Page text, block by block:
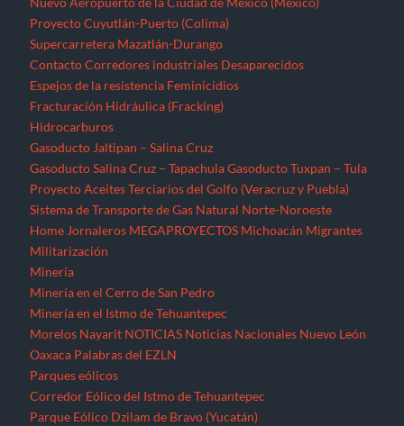
Proyecto Cuyutlán-Puerto (Colima)
Supercarretera Mazatlán-Durango
Contacto Corredores industriales Desaparecidos
Espejos de la resistencia Feminicidios
Fracturación Hidráulica (Fracking)
Hidrocarburos
Gasoducto Jaltipan – Salina Cruz
Gasoducto Salina Cruz – Tapachula Gasoducto Tuxpan – Tula
Proyecto Aceites Terciarios del Golfo (Veracruz y Puebla)
Sistema de Transporte de Gas Natural Norte-Noroeste
Home Jornaleros MEGAPROYECTOS Michoacán Migrantes
Militarización
Minería
Minería en el Cerro de San Pedro
Minería en el Istmo de Tehuantepec
Morelos Nayarit NOTICIAS Noticias Nacionales Nuevo León
Oaxaca Palabras del EZLN
Parques eólicos
Corredor Eólico del Istmo de Tehuantepec
Parque Eólico Dzilam de Bravo (Yucatán)